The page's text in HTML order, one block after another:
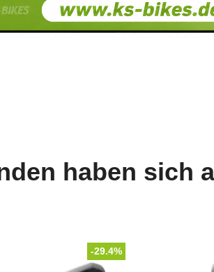
haben sich
-29.4%